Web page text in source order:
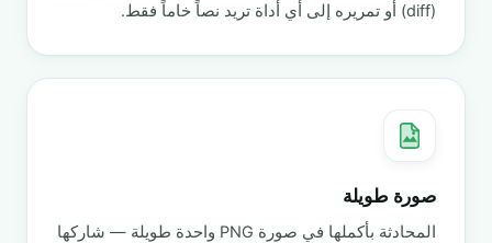
(diff) أو تمريره إلى أي أداة تريد نصاً خاماً فقط.
صورة طويلة
المحادثة بأكملها في صورة PNG واحدة طويلة — شاركها